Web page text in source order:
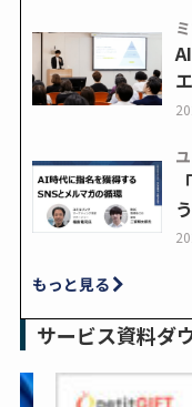
もっと見る
サービス資料ダ